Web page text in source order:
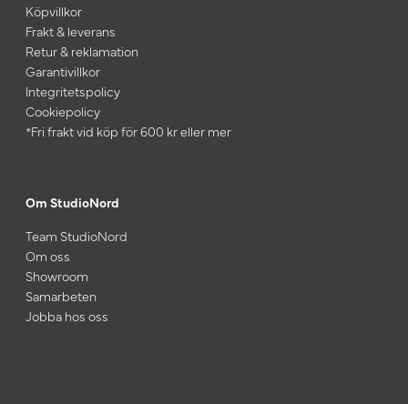
Köpvillkor
Frakt & leverans
Retur & reklamation
Garantivillkor
Integritetspolicy
Cookiepolicy
*Fri frakt vid köp för 600 kr eller mer
Om StudioNord
Team StudioNord
Om oss
Showroom
Samarbeten
Jobba hos oss